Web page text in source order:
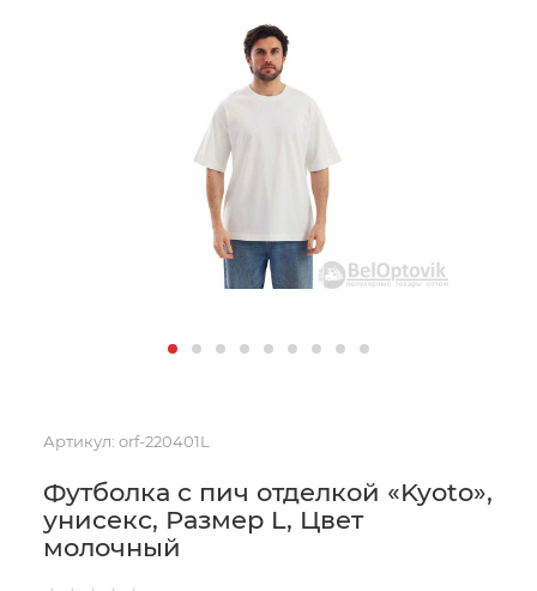
Артикул: orf-220401L
Футболка с пич отделкой «Kyoto»,
унисекс, Размер L, Цвет
молочный